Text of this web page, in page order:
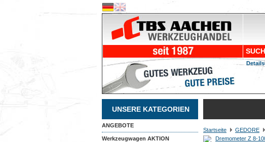
UNSERE KATEGORIEN
ANGEBOTE
Werkzeugwagen AKTION
Startseite GEDORE